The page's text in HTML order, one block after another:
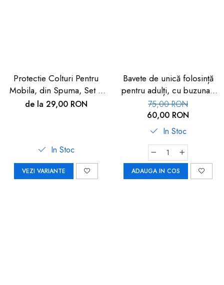
Protectie Colturi Pentru
Mobila, din Spuma, Set 4
buc
de la 29,00 RON
In Stoc
VEZI VARIANTE
Bavete de unică folosință
pentru adulți, cu buzunar,
set 50 buc, FM-108
75,00 RON
60,00 RON
In Stoc
ADAUGA IN COS